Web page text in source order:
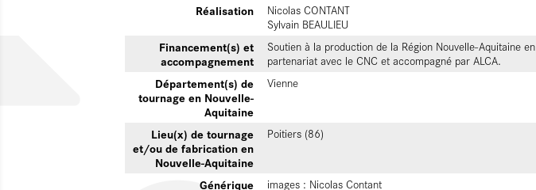
Réalisation
Nicolas CONTANT
Sylvain BEAULIEU
Financement(s) et
accompagnement
Soutien à la production de la Région Nouvelle-Aquitaine en
partenariat avec le CNC et accompagné par ALCA.
Département(s) de
tournage en Nouvelle-
Aquitaine
Vienne
Lieu(x) de tournage
et/ou de fabrication en
Nouvelle-Aquitaine
Poitiers (86)
Générique
images : Nicolas Contant